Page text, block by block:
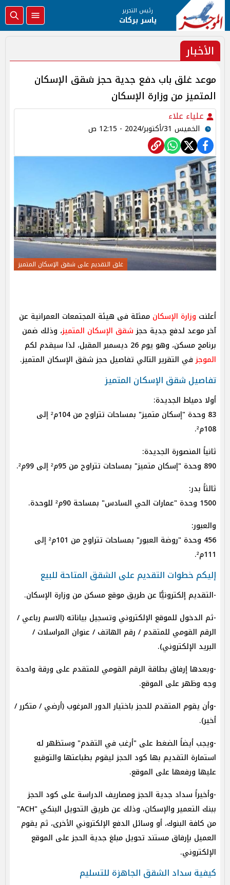
رئيس التحرير
ياسر بركات
الأخبار
موعد غلق باب دفع جدية حجز شقق الإسكان
المتميز من وزارة الإسكان
علياء علاء
الخميس 31/أكتوبر/2024 - 12:15 ص
غلق التقديم على شقق الإسكان المتميز
أعلنت وزارة الإسكان ممثلة فى هيئة المجتمعات العمرانية عن
آخر موعد لدفع جدية حجزشقق الإسكان المتميز، وذلك ضمن
برنامج مسكن، وهو يوم 26 ديسمبر المقبل، لذا سيقدم لكم
الموجزفي التقرير التالي تفاصيل حجز شقق الإسكان المتميز.
تفاصيل شقق الإسكان المتميز
أولا دمياط الجديدة:
83 وحدة "إسكان متميز" بمساحات تتراوح من 104م² إلى
108م².
ثانياً المنصورة الجديدة:
890 وحدة "إسكان متميز" بمساحات تتراوح من 95م² إلى 99م².
ثالثاً بدر:
1500 وحدة "عمارات الحي السادس" بمساحة 90م² للوحدة.
والعبور:
456 وحدة "روضة العبور" بمساحات تتراوح من 101م² إلى
111م².
إليكم خطوات التقديم على الشقق المتاحة للبيع
-التقديم إلكترونيًّا عن طريق موقع مسكن من وزارة الإسكان.
-ثم الدخول للموقع الإلكتروني وتسجيل بياناته (الاسم رباعي /
الرقم القومي للمتقدم / رقم الهاتف / عنوان المراسلات /
البريد الإلكتروني).
-وبعدها إرفاق بطاقة الرقم القومي للمتقدم على ورقة واحدة
وجه وظهر على الموقع.
-وأن يقوم المتقدم للحجز باختيار الدور المرغوب (أرضي / متكرر /
أخير).
-ويجب أيضاً الضغط على "أرغب في التقدم" وستظهر له
استمارة التقديم بها كود الحجز ليقوم بطباعتها والتوقيع
عليها ورفعها على الموقع.
-وأخيراً سداد جدية الحجز ومصاريف الدراسة على كود الحجز
ببنك التعمير والإسكان، وذلك عن طريق التحويل البنكي "ACH"
من كافة البنوك، أو وسائل الدفع الإلكتروني الأخرى، ثم يقوم
العميل بإرفاق مستند تحويل مبلغ جدية الحجز على الموقع
الإلكتروني.
كيفية سداد الشقق الجاهزة للتسليم